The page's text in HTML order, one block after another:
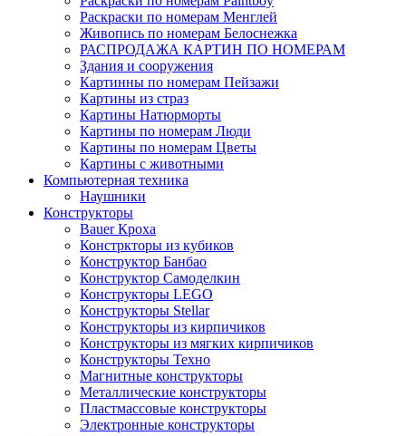
Раскраски по номерам Менглей
Живопись по номерам Белоснежка
РАСПРОДАЖА КАРТИН ПО НОМЕРАМ
Здания и сооружения
Картинны по номерам Пейзажи
Картины из страз
Картины Натюрморты
Картины по номерам Люди
Картины по номерам Цветы
Картины с животными
Компьютерная техника
Наушники
Конструкторы
Bauer Кроха
Констркторы из кубиков
Конструктор Банбао
Конструктор Самоделкин
Конструкторы LEGO
Конструкторы Stellar
Конструкторы из кирпичиков
Конструкторы из мягких кирпичиков
Конструкторы Техно
Магнитные конструкторы
Металлические конструкторы
Пластмассовые конструкторы
Электронные конструкторы